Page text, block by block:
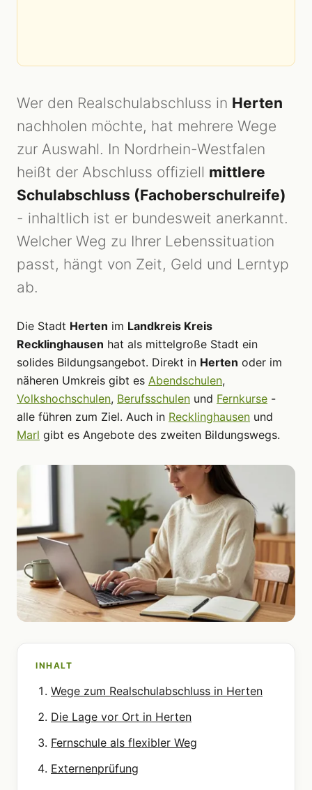
Wer den Realschulabschluss in Herten
nachholen möchte, hat mehrere Wege
zur Auswahl. In Nordrhein-Westfalen
heißt der Abschluss offiziell mittlere
Schulabschluss (Fachoberschulreife)
- inhaltlich ist er bundesweit anerkannt.
Welcher Weg zu Ihrer Lebenssituation
passt, hängt von Zeit, Geld und Lerntyp
ab.
Die Stadt Herten im Landkreis Kreis
Recklinghausen hat als mittelgroße Stadt ein
solides Bildungsangebot. Direkt in Herten oder im
näheren Umkreis gibt es Abendschulen,
Volkshochschulen, Berufsschulen und Fernkurse -
alle führen zum Ziel. Auch in Recklinghausen und
Marl gibt es Angebote des zweiten Bildungswegs.
INHALT
Wege zum Realschulabschluss in Herten
Die Lage vor Ort in Herten
Fernschule als flexibler Weg
Externenprüfung